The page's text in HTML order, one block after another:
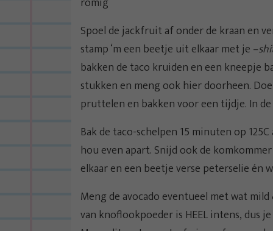
Spoel de jackfruit af onder de kraan en
stamp ‘m een beetje uit elkaar met je –
bakken de taco kruiden en een kneepje
stukken en meng ook hier doorheen.
pruttelen en bakken voor een tijdje. In
Bak de taco-schelpen 15 minuten op
hou even apart. Snijd ook de
elkaar en een beetje verse peterselie én
Meng de avocado eventueel met wat
van knoflookpoeder is HEEL intens, dus